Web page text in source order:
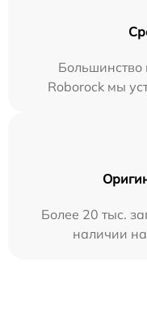
Большинство
Roborock мы
Более 20 тыс.
наличии